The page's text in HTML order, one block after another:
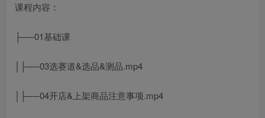
课程内容：
├──01基础课
│├──03选赛道&选品&测品.mp4
│├──04开店&上架商品注意事项.mp4